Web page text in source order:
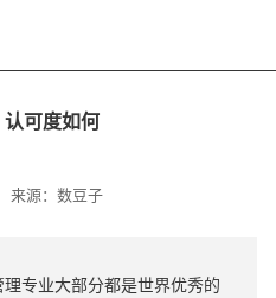
可度如何
来源： 数豆子
专业大部分都是世界优秀的